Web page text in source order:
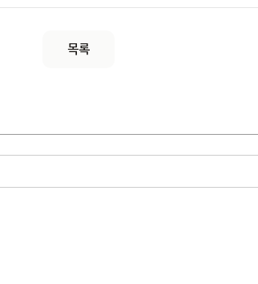
목록